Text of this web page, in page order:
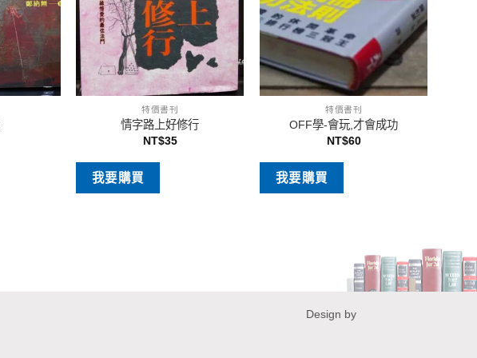
特價書刊
情字路上好修行
NT$35
我要購買
特價書刊
OFF學-會玩,才會成功
NT$60
我要購買
Design by